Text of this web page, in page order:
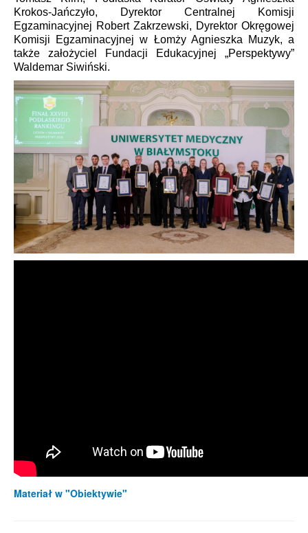
Krokos-Jańczyło, Dyrektor Centralnej Komisji
Egzaminacyjnej Robert Zakrzewski, Dyrektor Okręgowej
Komisji Egzaminacyjnej w Łomży Agnieszka Muzyk, a
także założyciel Fundacji Edukacyjnej „Perspektywy”
Waldemar Siwiński.
Materiał w "Obiektywie"